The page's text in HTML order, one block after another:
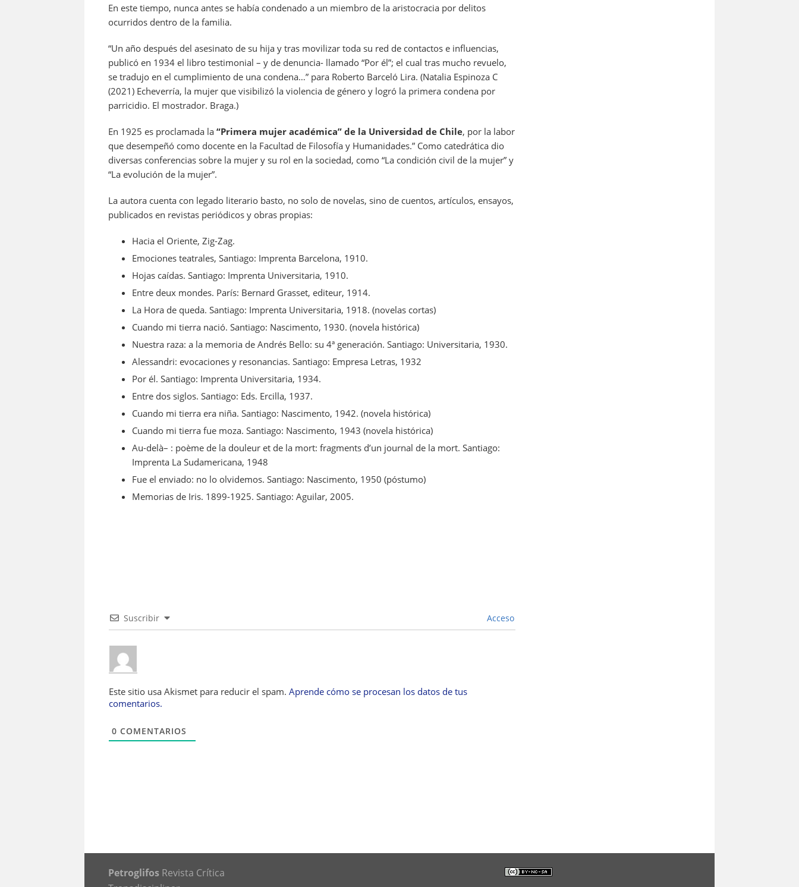
En este tiempo, nunca antes se había condenado a un miembro de la aristocracia por delitos
ocurridos dentro de la familia.
“Un año después del asesinato de su hija y tras movilizar toda su red de contactos e influencias,
publicó en 1934 el libro testimonial – y de denuncia- llamado “Por él”; el cual tras mucho revuelo,
se tradujo en el cumplimiento de una condena…” para Roberto Barceló Lira. (Natalia Espinoza C
(2021) Echeverría, la mujer que visibilizó la violencia de género y logró la primera condena por
parricidio. El mostrador. Braga.)
En 1925 es proclamada la “Primera mujer académica” de la Universidad de Chile, por la labor
que desempeñó como docente en la Facultad de Filosofía y Humanidades.” Como catedrática dio
diversas conferencias sobre la mujer y su rol en la sociedad, como “La condición civil de la mujer” y
“La evolución de la mujer”.
La autora cuenta con legado literario basto, no solo de novelas, sino de cuentos, artículos, ensayos,
publicados en revistas periódicos y obras propias:
Hacia el Oriente, Zig-Zag.
Emociones teatrales, Santiago: Imprenta Barcelona, 1910.
Hojas caídas. Santiago: Imprenta Universitaria, 1910.
Entre deux mondes. París: Bernard Grasset, editeur, 1914.
La Hora de queda. Santiago: Imprenta Universitaria, 1918. (novelas cortas)
Cuando mi tierra nació. Santiago: Nascimento, 1930. (novela histórica)
Nuestra raza: a la memoria de Andrés Bello: su 4ª generación. Santiago: Universitaria, 1930.
Alessandri: evocaciones y resonancias. Santiago: Empresa Letras, 1932
Por él. Santiago: Imprenta Universitaria, 1934.
Entre dos siglos. Santiago: Eds. Ercilla, 1937.
Cuando mi tierra era niña. Santiago: Nascimento, 1942. (novela histórica)
Cuando mi tierra fue moza. Santiago: Nascimento, 1943 (novela histórica)
Au-delà– : poème de la douleur et de la mort: fragments d’un journal de la mort. Santiago:
Imprenta La Sudamericana, 1948
Fue el enviado: no lo olvidemos. Santiago: Nascimento, 1950 (póstumo)
Memorias de Iris. 1899-1925. Santiago: Aguilar, 2005.
Suscribir Acceso
Este sitio usa Akismet para reducir el spam. Aprende cómo se procesan los datos de tus
comentarios.
0 COMENTARIOS
Petroglifos Revista Crítica